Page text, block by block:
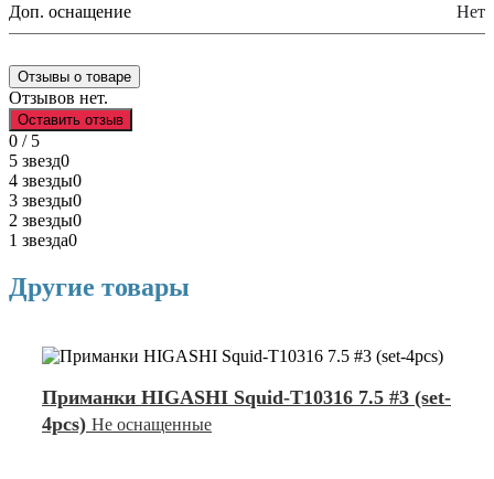
Доп. оснащение Нет
Отзывы о товаре
Отзывов нет.
Оставить отзыв
0 / 5
5 звезд0
4 звезды0
3 звезды0
2 звезды0
1 звезда0
Другие товары
Приманки HIGASHI Squid-T10316 7.5 #3 (set-
4pcs) Не оснащенные